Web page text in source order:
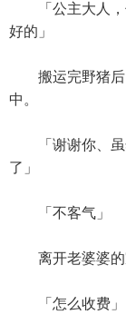
「公主大人，
好的」
搬运完野猪后
中。
「谢谢你、虽
了」
「不客气」
离开老婆婆的
「怎么收费」